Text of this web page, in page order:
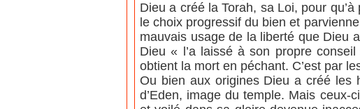
Dieu a créé la Torah, sa Loi, pour
le choix progressif du bien et
mauvais usage de la liberté que Dieu
Dieu « l’a laissé à son propre
obtient la mort en péchant. C’est par
Ou bien aux origines Dieu a créé les
d’Eden, image du temple. Mais ceux-